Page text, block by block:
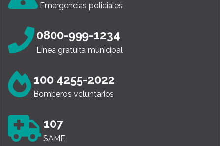
Emergencias policiales
0800-999-1234
Línea gratuita municipal
100 4255-2022
Bomberos voluntarios
107
SAME